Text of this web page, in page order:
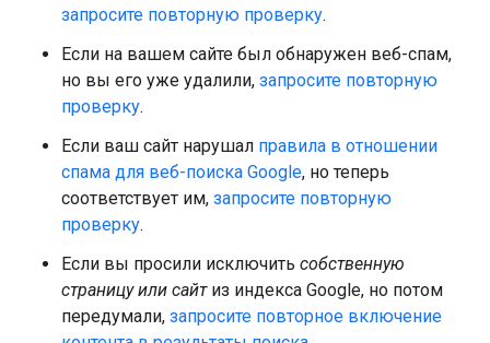
запросите повторную проверку.
Если на вашем сайте был обнаружен веб-спам,
но вы его уже удалили, запросите повторную
проверку.
Если ваш сайт нарушал правила в отношении
спама для веб-поиска Google, но теперь
соответствует им, запросите повторную
проверку.
Если вы просили исключить собственную
страницу или сайтиз индекса Google, но потом
передумали, запросите повторное включение